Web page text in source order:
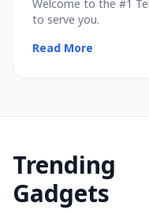
Welcome to the #1
to serve you.
Read More
Trending
Gadgets